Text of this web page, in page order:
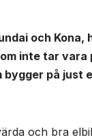
och
inte tar vara
på just
och bra